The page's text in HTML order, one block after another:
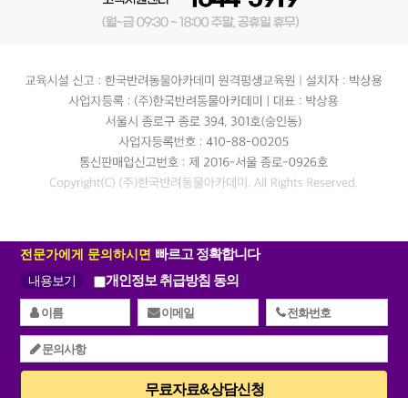
전문가에게 문의하시면 빠르고 정확합니다
내용보기 개인정보 취급방침 동의
무료자료&상담신청